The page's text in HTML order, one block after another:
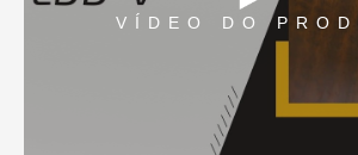
VÍDEO DO